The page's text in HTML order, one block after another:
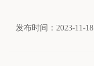
发布时间：2023-11-18